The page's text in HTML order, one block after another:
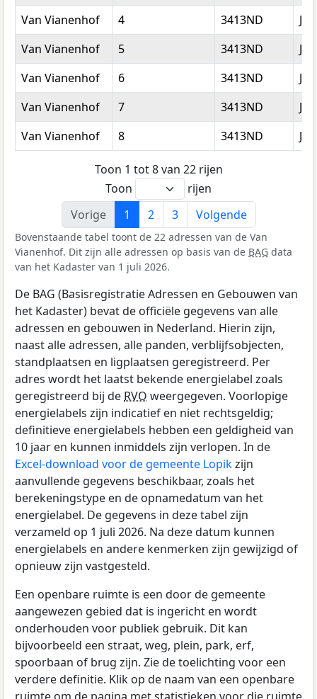
Van Vianenhof
4 3413ND
Van Vianenhof
5 3413ND
Van Vianenhof
6 3413ND
Van Vianenhof
7 3413ND
Van Vianenhof
8 3413ND
Toon 1 tot 8 van 22 rijen
Toon
rijen
Vorige
1 2 3 Volgende
Bovenstaande tabel toont de 22 adressen van de Van
Vianenhof. Dit zijn alle adressen op basis van de BAG data
van het Kadaster van 1 juli 2026.
De BAG (Basisregistratie Adressen en Gebouwen van
het Kadaster) bevat de officiële gegevens van alle
adressen en gebouwen in Nederland. Hierin zijn,
naast alle adressen, alle panden, verblijfsobjecten,
standplaatsen en ligplaatsen geregistreerd. Per
adres wordt het laatst bekende energielabel zoals
geregistreerd bij de RVO weergegeven. Voorlopige
energielabels zijn indicatief en niet rechtsgeldig;
definitieve energielabels hebben een geldigheid van
10 jaar en kunnen inmiddels zijn verlopen. In de
Excel-download voor de gemeente Lopikzijn
aanvullende gegevens beschikbaar, zoals het
berekeningstype en de opnamedatum van het
energielabel. De gegevens in deze tabel zijn
verzameld op 1 juli 2026. Na deze datum kunnen
energielabels en andere kenmerken zijn gewijzigd of
opnieuw zijn vastgesteld.
Een openbare ruimte is een door de gemeente
aangewezen gebied dat is ingericht en wordt
onderhouden voor publiek gebruik. Dit kan
bijvoorbeeld een straat, weg, plein, park, erf,
spoorbaan of brug zijn. Zie de toelichting voor een
verdere definitie. Klik op de naam van een openbare